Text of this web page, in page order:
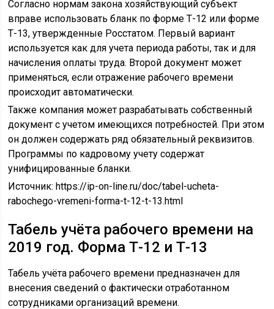
Согласно нормам закона хозяйствующий субъект
вправе использовать бланк по форме Т-12 или форме
Т-13, утвержденные Росстатом. Первый вариант
используется как для учета периода работы, так и для
начисления оплаты труда. Второй документ может
применяться, если отражение рабочего времени
происходит автоматически.
Также компания может разрабатывать собственный
документ с учетом имеющихся потребностей. При этом
он должен содержать ряд обязательный реквизитов.
Программы по кадровому учету содержат
унифицированные бланки.
Источник:https://ip-on-line.ru/doc/tabel-ucheta-
rabochego-vremeni-forma-t-12-t-13.html
Табель учёта рабочего времени на
2019 год. Форма Т-12 и Т-13
Табель учёта рабочего времени предназначен для
внесения сведений о фактически отработанном
сотрудниками организаций времени.